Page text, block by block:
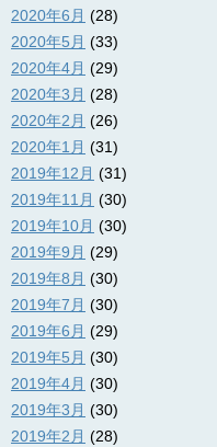
2020年6月 (28)
2020年5月 (33)
2020年4月 (29)
2020年3月 (28)
2020年2月 (26)
2020年1月 (31)
2019年12月 (31)
2019年11月 (30)
2019年10月 (30)
2019年9月 (29)
2019年8月 (30)
2019年7月 (30)
2019年6月 (29)
2019年5月 (30)
2019年4月 (30)
2019年3月 (30)
2019年2月 (28)